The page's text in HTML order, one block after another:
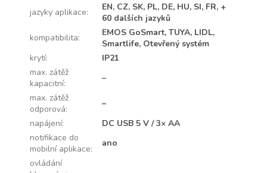
jazyky aplikace:
EN, CZ, SK, PL, DE, HU, SI, FR, +
60 dalších jazyků
kompatibilita:
EMOS GoSmart, TUYA, LIDL,
Smartlife, Otevřený systém
krytí:
IP21
max. zátěž
kapacitní:
–
max. zátěž
odporová:
–
napájení:
DC USB 5 V / 3× AA
notifikace do
mobilní aplikace:
ano
ovládání